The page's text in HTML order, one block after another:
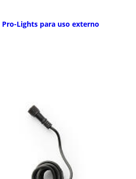
Pro-Lights para uso externo